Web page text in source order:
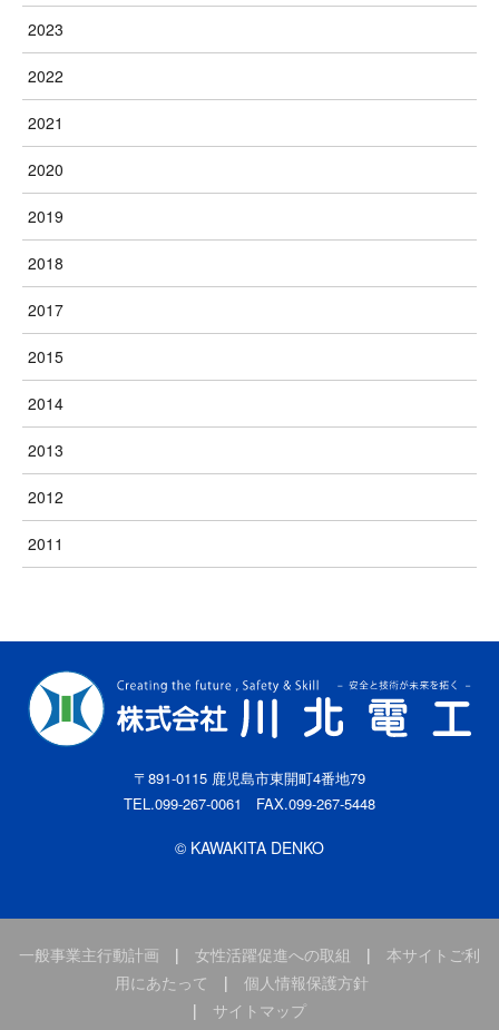
2023
2022
2021
2020
2019
2018
2017
2015
2014
2013
2012
2011
〒891-0115 鹿児島市東開町4番地79
TEL.099-267-0061 FAX.099-267-5448
© KAWAKITA DENKO
一般事業主行動計画 | 女性活躍促進への取組 | 本サイトご利
用にあたって | 個人情報保護方針
| サイトマップ